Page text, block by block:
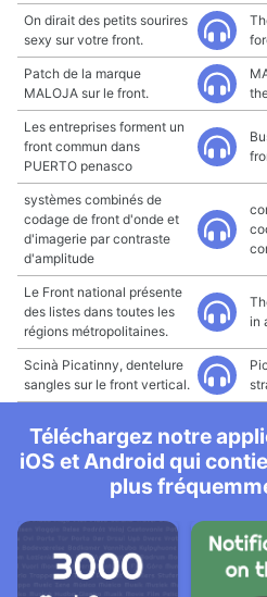
On dirait des petits sourires
sexy sur votre front.
Patch de la marque
MALOJA sur le front.
Les entreprises forment un
front commun dans
PUERTO penasco
systèmes combinés de
codage de front d'onde et
d'imagerie par contraste
d'amplitude
Le Front national présente
des listes dans toutes les
régions métropolitaines.
in
Scinà Picatinny, dentelure
sangles sur le front vertical.
Téléchargez notre
iOS et Android qui
plus